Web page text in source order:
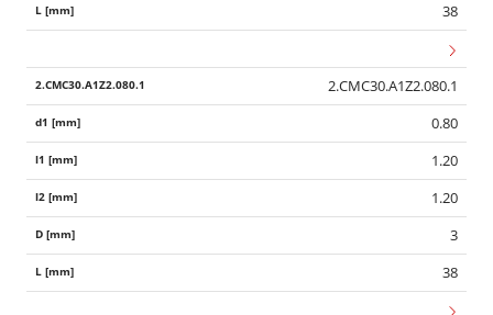
38
2.CMC30.A1Z2.080.1
0.80
1.20
1.20
3
38